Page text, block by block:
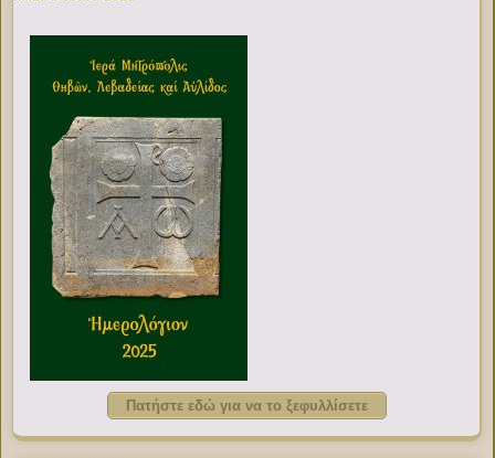
Πατήστε εδώ για να το ξεφυλλίσετε